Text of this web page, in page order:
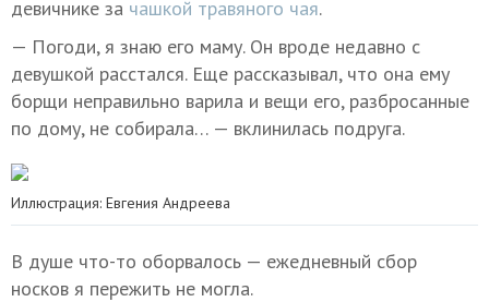
девичнике за чашкой травяного чая.
— Погоди, я знаю его маму. Он вроде недавно с
девушкой расстался. Еще рассказывал, что она ему
борщи неправильно варила и вещи его, разбросанные
по дому, не собирала… — вклинилась подруга.
Иллюстрация: Евгения Андреева
В душе что-то оборвалось — ежедневный сбор
носков я пережить не могла.